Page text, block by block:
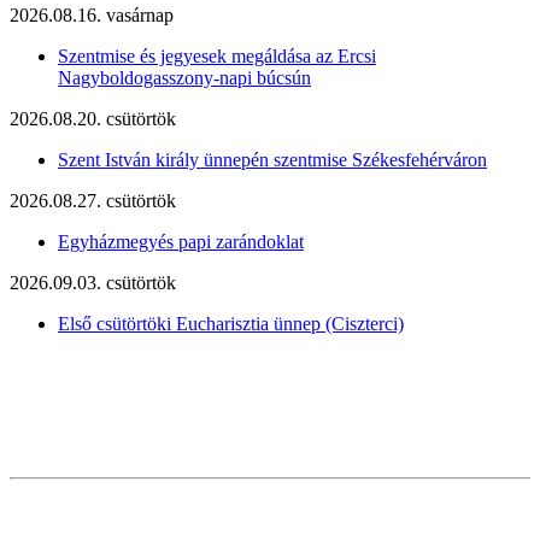
2026.08.16. vasárnap
Szentmise és jegyesek megáldása az Ercsi
Nagyboldogasszony-napi búcsún
2026.08.20. csütörtök
Szent István király ünnepén szentmise Székesfehérváron
2026.08.27. csütörtök
Egyházmegyés papi zarándoklat
2026.09.03. csütörtök
Első csütörtöki Eucharisztia ünnep (Ciszterci)